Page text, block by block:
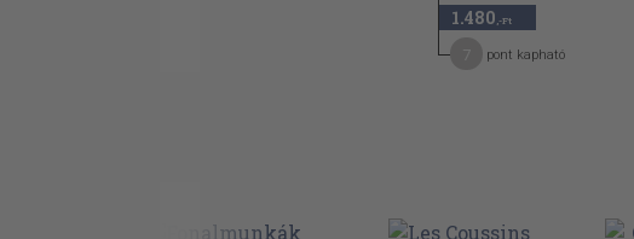
1.480 ,-Ft
pont kapható